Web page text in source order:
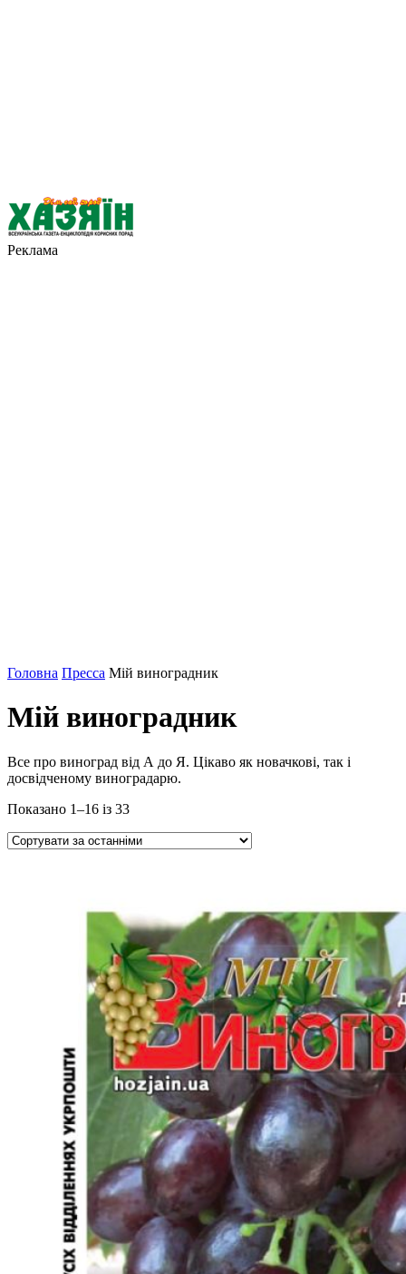
Реклама
Головна Пресса Мій виноградник
Мій виноградник
Все про виноград від А до Я. Цікаво як новачкові, так і
досвідченому виноградарю.
Показано 1–16 із 33